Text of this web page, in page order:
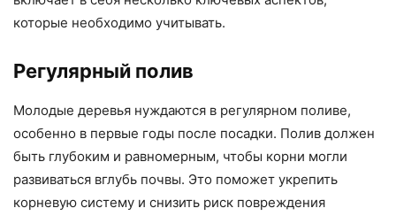
которые необходимо учитывать.
Регулярный полив
Молодые деревья нуждаются в регулярном поливе,
особенно в первые годы после посадки. Полив должен
быть глубоким и равномерным, чтобы корни могли
развиваться вглубь почвы. Это поможет укрепить
корневую систему и снизить риск повреждения